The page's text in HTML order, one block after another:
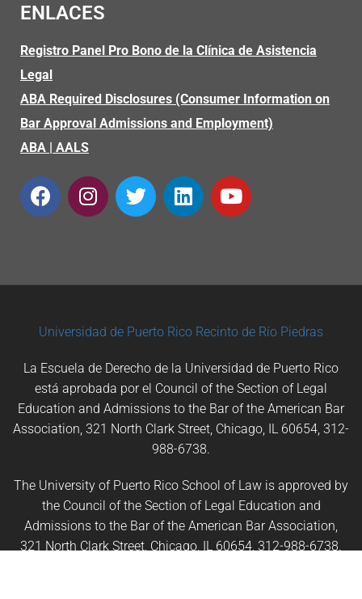
ENLACES
Registro Panel Pro Bono de la Clínica de Asistencia
Legal
ABA Required Disclosures (Consumer Information on
Bar Approval Admissions and Employment)
ABA | AALS
Universidad de Puerto Rico Recinto de Río Piedras
La Escuela de Derecho de la Universidad de Puerto Rico
está aprobada por el Council of the Section of Legal
Education and Admissions to the Bar of the American Bar
Association, 321 North Clark Street, Chicago, IL 60654, 312-
988-6738.
The University of Puerto Rico School of Law is approved by
the Council of the Section of Legal Education and
Admissions to the Bar of the American Bar Association,
321 North Clark Street, Chicago, IL 60654, 312-988-6738.